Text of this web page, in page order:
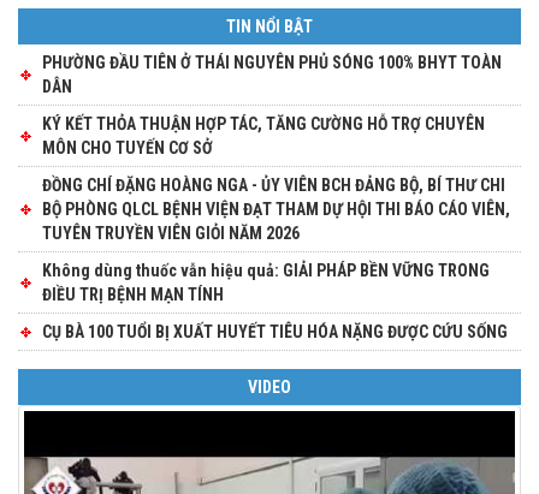
TIN NỔI BẬT
PHƯỜNG ĐẦU TIÊN Ở THÁI NGUYÊN PHỦ SÓNG 100% BHYT TOÀN
DÂN
KÝ KẾT THỎA THUẬN HỢP TÁC, TĂNG CƯỜNG HỖ TRỢ CHUYÊN
MÔN CHO TUYẾN CƠ SỞ
ĐỒNG CHÍ ĐẶNG HOÀNG NGA - ỦY VIÊN BCH ĐẢNG BỘ, BÍ THƯ CHI
BỘ PHÒNG QLCL BỆNH VIỆN ĐẠT THAM DỰ HỘI THI BÁO CÁO VIÊN,
TUYÊN TRUYỀN VIÊN GIỎI NĂM 2026
Không dùng thuốc vẫn hiệu quả: GIẢI PHÁP BỀN VỮNG TRONG
ĐIỀU TRỊ BỆNH MẠN TÍNH
CỤ BÀ 100 TUỔI BỊ XUẤT HUYẾT TIÊU HÓA NẶNG ĐƯỢC CỨU SỐNG
VIDEO